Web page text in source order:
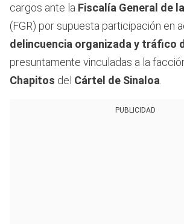
cargos ante la Fiscalía General de
(FGR) por supuesta participación en
delincuencia organizada y tráfico
presuntamente vinculadas a la
Chapitos del Cártel de Sinaloa
PUBLICIDAD